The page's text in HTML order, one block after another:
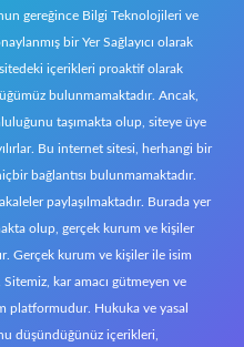
gereğince Bilgi Teknolojileri ve
bir Yer Sağlayıcı olarak
içerikleri proaktif olarak
bulunmamaktadır. Ancak,
taşımakta olup, siteye üye
Bu internet sitesi, herhangi bir
bağlantısı bulunmamaktadır.
paylaşılmaktadır. Burada yer
olup, gerçek kurum ve kişiler
Gerçek kurum ve kişiler ile isim
kar amacı gütmeyen ve
platformudur. Hukuka ve yasal
düşündüğünüz içerikleri,